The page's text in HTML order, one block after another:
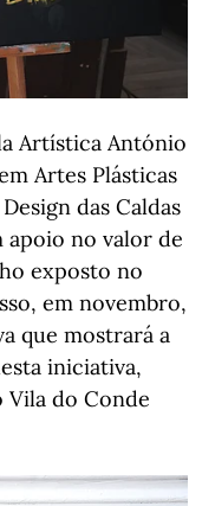
Artística António
Artes Plásticas
das Caldas
apoio no valor de
exposto no
em novembro,
que mostrará a
iniciativa,
Vila do Conde